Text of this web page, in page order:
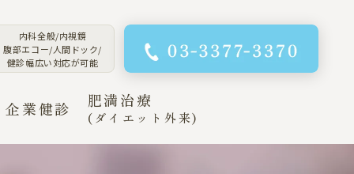
内科全般/内視鏡
腹部エコー/人間ドック/
健診幅広い対応が可能
企業健診 肥満治療
(ダイエット外来)